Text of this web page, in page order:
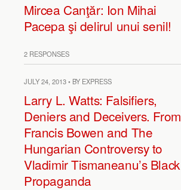
Mircea Canţăr: Ion Mihai
Pacepa şi delirul unui senil!
2 RESPONSES
JULY 24, 2013 • BY EXPRESS
Larry L. Watts: Falsifiers,
Deniers and Deceivers. From
Francis Bowen and The
Hungarian Controversy to
Vladimir Tismaneanu’s Black
Propaganda